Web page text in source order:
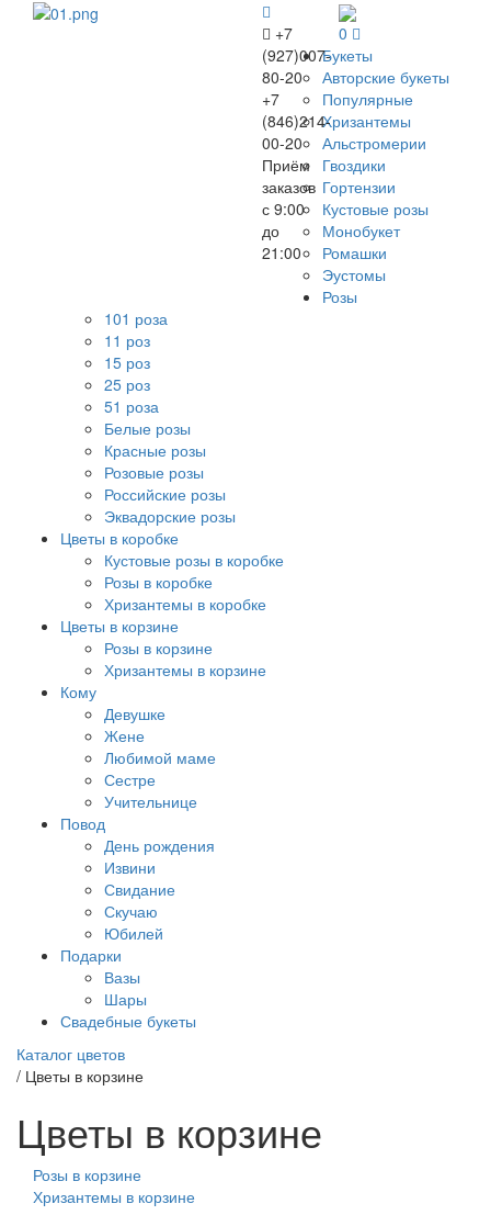
+7
(927)007-
80-20
+7
(846)214-
00-20
Приём
заказов
с 9:00
до
21:00
0
Букеты
Авторские букеты
Популярные
Хризантемы
Альстромерии
Гвоздики
Гортензии
Кустовые розы
Монобукет
Ромашки
Эустомы
Розы
101 роза
11 роз
15 роз
25 роз
51 роза
Белые розы
Красные розы
Розовые розы
Российские розы
Эквадорские розы
Цветы в коробке
Кустовые розы в коробке
Розы в коробке
Хризантемы в коробке
Цветы в корзине
Розы в корзине
Хризантемы в корзине
Кому
Девушке
Жене
Любимой маме
Сестре
Учительнице
Повод
День рождения
Извини
Свидание
Скучаю
Юбилей
Подарки
Вазы
Шары
Свадебные букеты
Каталог цветов
/ Цветы в корзине
Цветы в корзине
Розы в корзине
Хризантемы в корзине